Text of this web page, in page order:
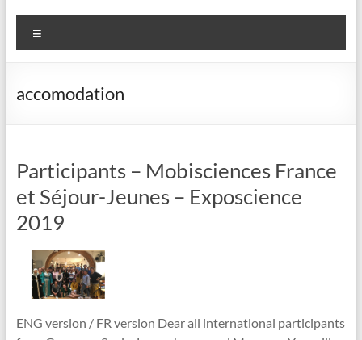
accomodation
Participants – Mobisciences France
et Séjour-Jeunes – Exposcience
2019
ENG version / FR version Dear all international participants